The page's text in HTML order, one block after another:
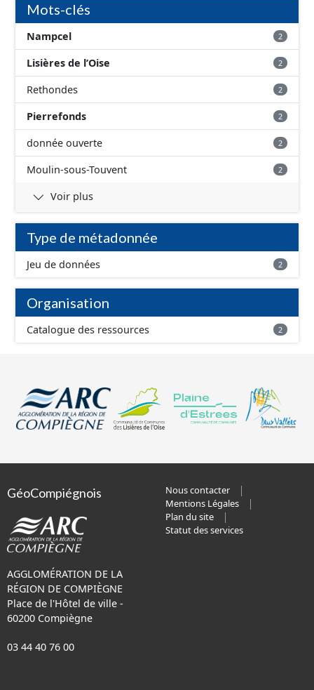
Mots-clés
Nampcel 2
Lisières de l’Oise 2
Rethondes 2
Pierrefonds 2
donnée ouverte 2
Moulin-sous-Touvent 2
Voir plus
Type de métadonnée
Jeu de données 2
Organisation
Catalogue des ressources 2
GéoCompiégnois
AGGLOMÉRATION DE LA
RÉGION DE COMPIÈGNE
Place de l'Hôtel de ville -
60200 Compiègne
03 44 40 76 00
Nous contacter
Mentions Légales
Plan du site
Statut des services